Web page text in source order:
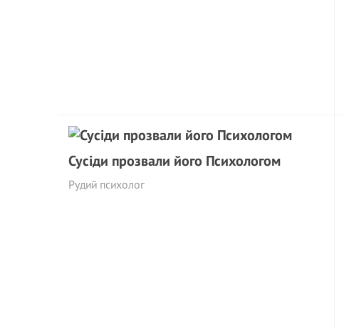
Сусіди прозвали його Психологом
Рудий психолог